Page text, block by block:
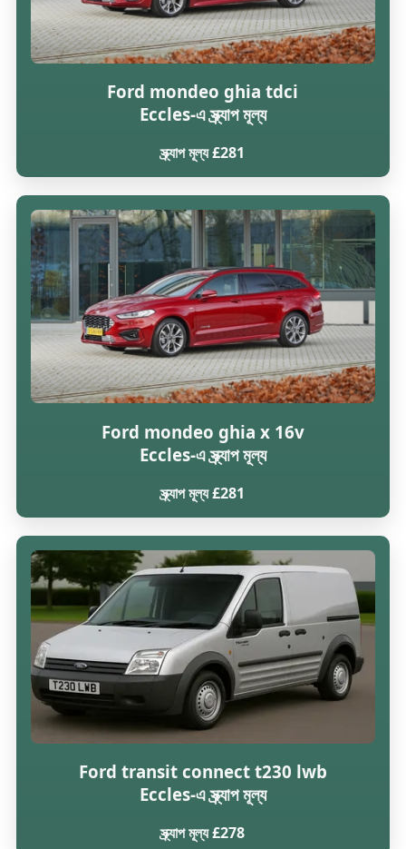
Ford mondeo ghia tdci
Eccles-এ স্ক্র্যাপ মূল্য
স্ক্র্যাপ মূল্য £281
Ford mondeo ghia x 16v
Eccles-এ স্ক্র্যাপ মূল্য
স্ক্র্যাপ মূল্য £281
Ford transit connect t230 lwb
Eccles-এ স্ক্র্যাপ মূল্য
স্ক্র্যাপ মূল্য £278